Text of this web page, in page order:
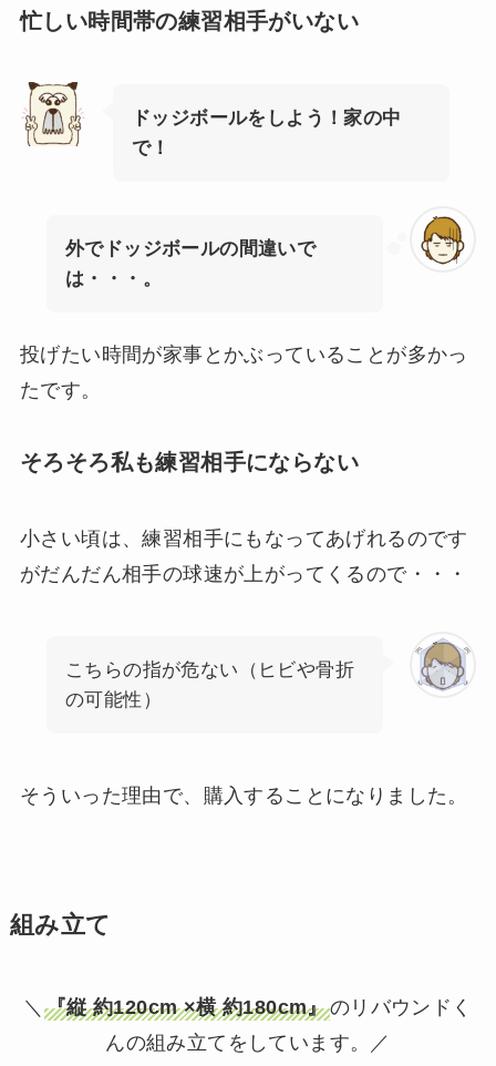
忙しい時間帯の練習相手がいない
ドッジボールをしよう！家の中
で！
外でドッジボールの間違いで
は・・・。
投げたい時間が家事とかぶっていることが多かっ
たです。
そろそろ私も練習相手にならない
小さい頃は、練習相手にもなってあげれるのです
がだんだん相手の球速が上がってくるので・・・
こちらの指が危ない（ヒビや骨折
の可能性）
そういった理由で、購入することになりました。
組み立て
＼ 『縦 約120cm ×横 約180cm』のリバウンドく
んの組み立てをしています。／